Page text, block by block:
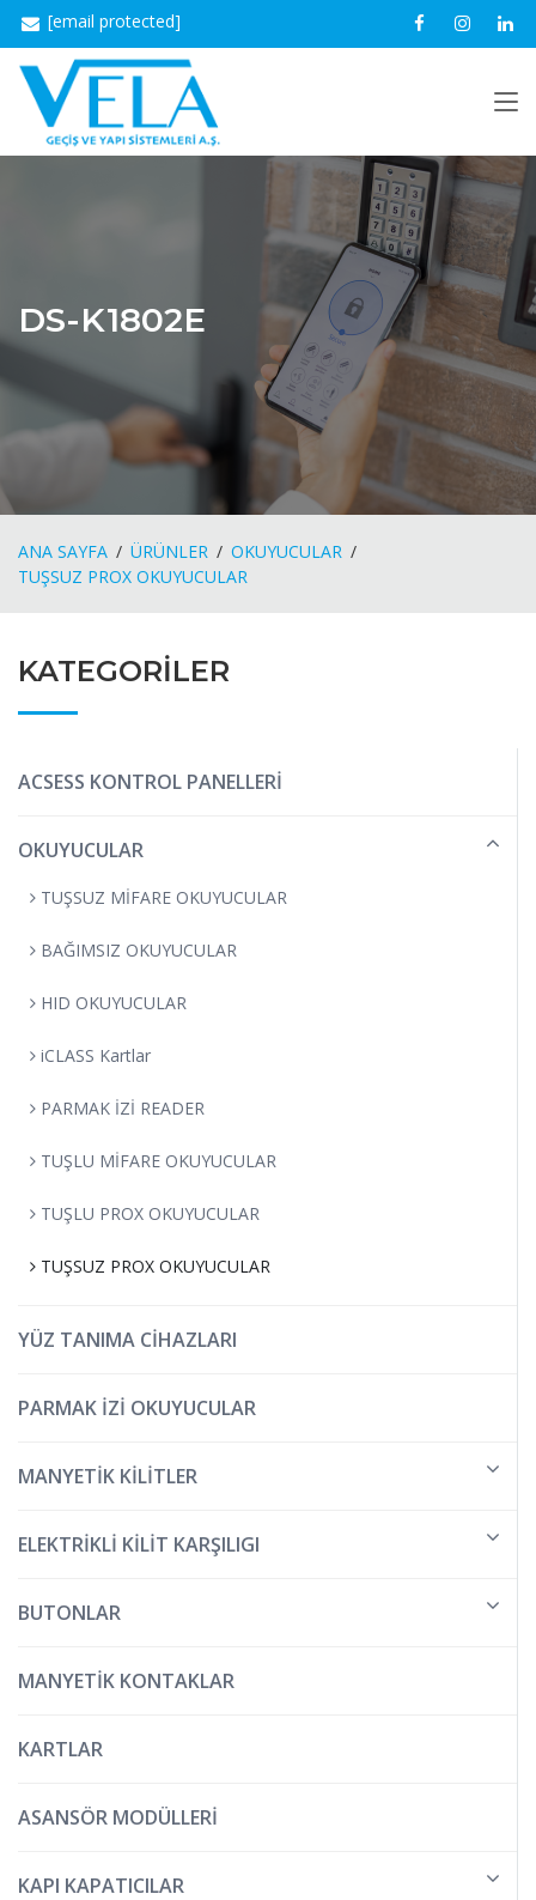
[email protected]
DS-K1802E
ANA SAYFA ÜRÜNLER
OKUYUCULAR
TUŞSUZ PROX OKUYUCULAR
KATEGORİLER
ACSESS KONTROL PANELLERİ
OKUYUCULAR
TUŞSUZ MİFARE OKUYUCULAR
BAĞIMSIZ OKUYUCULAR
HID OKUYUCULAR
iCLASS Kartlar
PARMAK İZİ READER
TUŞLU MİFARE OKUYUCULAR
TUŞLU PROX OKUYUCULAR
TUŞSUZ PROX OKUYUCULAR
YÜZ TANIMA CİHAZLARI
PARMAK İZİ OKUYUCULAR
MANYETİK KİLİTLER
ELEKTRİKLİ KİLİT KARŞILIGI
BUTONLAR
MANYETİK KONTAKLAR
KARTLAR
ASANSÖR MODÜLLERİ
KAPI KAPATICILAR